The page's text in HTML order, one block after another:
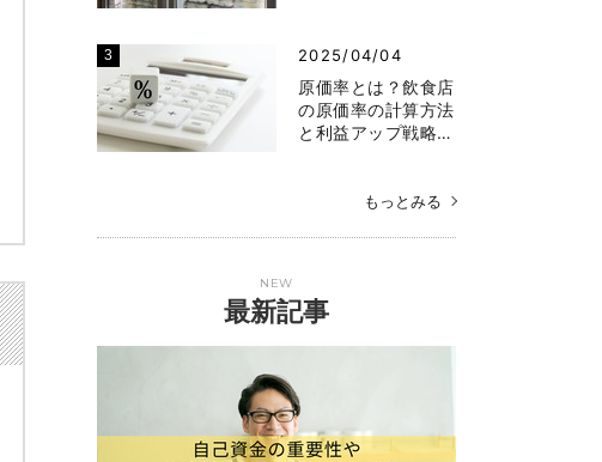
2025/04/04
原価率とは？飲食店
の原価率の計算方法
と利益アップ戦略…
もっとみる
NEW
最新記事